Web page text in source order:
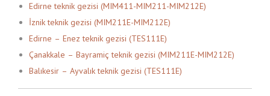
Edirne teknik gezisi (MIM411-MIM211-MIM212E)
İznik teknik gezisi (MIM211E-MIM212E)
Edirne – Enez teknik gezisi (TES111E)
Çanakkale – Bayramiç teknik gezisi (MIM211E-MIM212E)
Balıkesir – Ayvalık teknik gezisi (TES111E)